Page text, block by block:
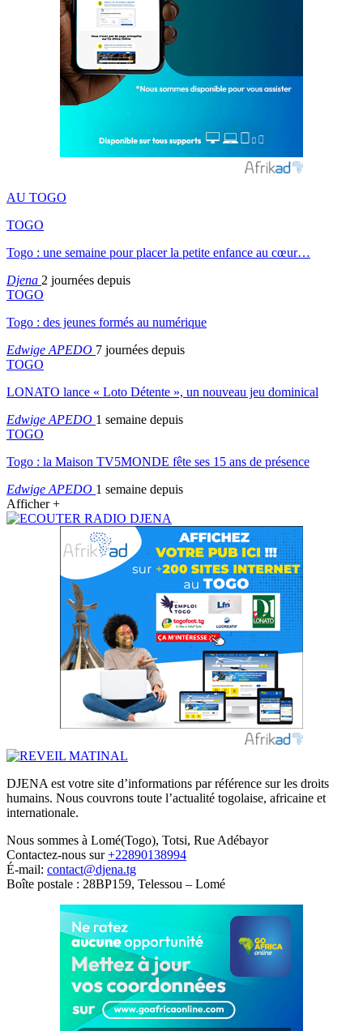
AU TOGO
TOGO
Togo : une semaine pour placer la petite enfance au cœur…
Djena 2 journées depuis
TOGO
Togo : des jeunes formés au numérique
Edwige APEDO 7 journées depuis
TOGO
LONATO lance « Loto Détente », un nouveau jeu dominical
Edwige APEDO 1 semaine depuis
TOGO
Togo : la Maison TV5MONDE fête ses 15 ans de présence
Edwige APEDO 1 semaine depuis
Afficher +
DJENA est votre site d’informations par référence sur les droits
humains. Nous couvrons toute l’actualité togolaise, africaine et
internationale.
Nous sommes à Lomé(Togo), Totsi, Rue Adébayor
Contactez-nous sur+22890138994
É-mail: contact@djena.tg
Boîte postale : 28BP159, Telessou – Lomé